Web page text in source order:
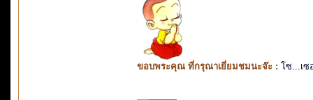
ขอบพระคุณ ที่กรุณาเยี่ยมชมนะจ๊ะ : โซ...เซ